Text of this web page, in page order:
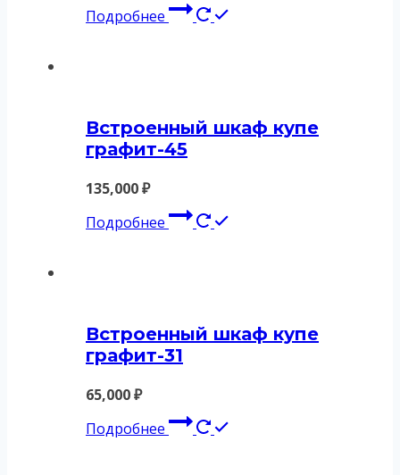
Подробнее
Встроенный шкаф купе
графит-45
135,000₽
Подробнее
Встроенный шкаф купе
графит-31
65,000₽
Подробнее